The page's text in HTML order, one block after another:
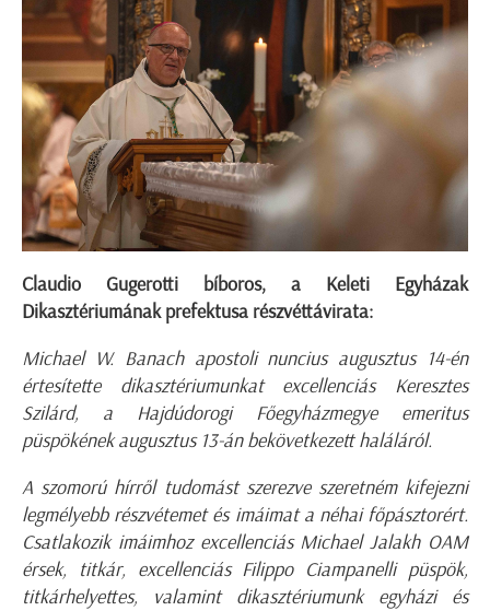
Claudio Gugerotti bíboros, a Keleti Egyházak
Dikasztériumának prefektusa részvéttávirata:
Michael W. Banach apostoli nuncius augusztus 14-én
értesítette dikasztériumunkat excellenciás Keresztes
Szilárd, a Hajdúdorogi Főegyházmegye emeritus
püspökének augusztus 13-án bekövetkezett haláláról.
A szomorú hírről tudomást szerezve szeretném kifejezni
legmélyebb részvétemet és imáimat a néhai főpásztorért.
Csatlakozik imáimhoz excellenciás Michael Jalakh OAM
érsek, titkár, excellenciás Filippo Ciampanelli püspök,
titkárhelyettes, valamint dikasztériumunk egyházi és